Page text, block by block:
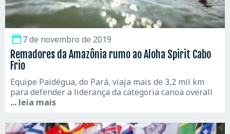
7 de novembro de 2019
Remadores da Amazônia rumo ao Aloha Spirit Cabo
Frio
Equipe Paidégua, do Pará, viaja mais de 3,2 mil km
para defender a liderança da categoria canoa overall
... leia mais